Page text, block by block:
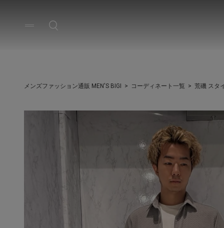
メンズファッション通販 MEN'S BIGI コーディネート一覧 荒磯 スタ